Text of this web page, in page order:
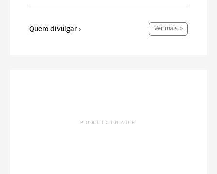
Quero divulgar Ver mais
PUBLICIDADE